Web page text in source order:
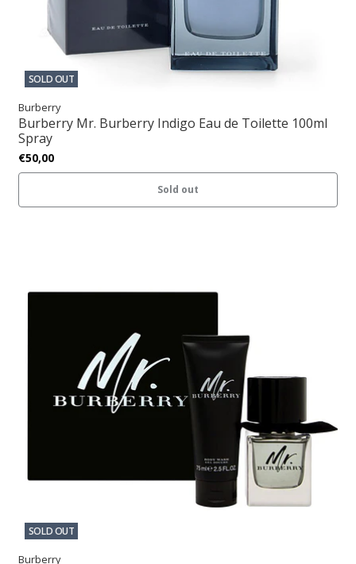
SOLD OUT
Burberry
Burberry Mr. Burberry Indigo Eau de Toilette 100ml
Spray
€50,00
Sold out
SOLD OUT
Burberry